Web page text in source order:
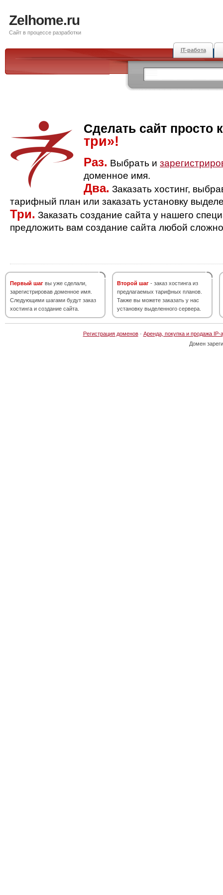
Zelhome.ru
Сайт в процессе разработки
IT-работа
Сделать сайт просто
три»!
Раз. Выбрать и
доменное имя.
Два. Заказать хостинг,
тарифный план или заказать установку
Три. Заказать создание сайта у нашего
предложить вам создание сайта любой
Первый шаг вы уже сделали,
зарегистрировав доменное имя.
Следующими шагами будут заказ
хостинга и создание сайта.
Второй шаг - заказ хостинга из
предлагаемых тарифных планов.
Также вы можете заказать у нас
установку выделенного сервера.
Регистрация доменов· Аренда, покупка и продажа IP-
Домен